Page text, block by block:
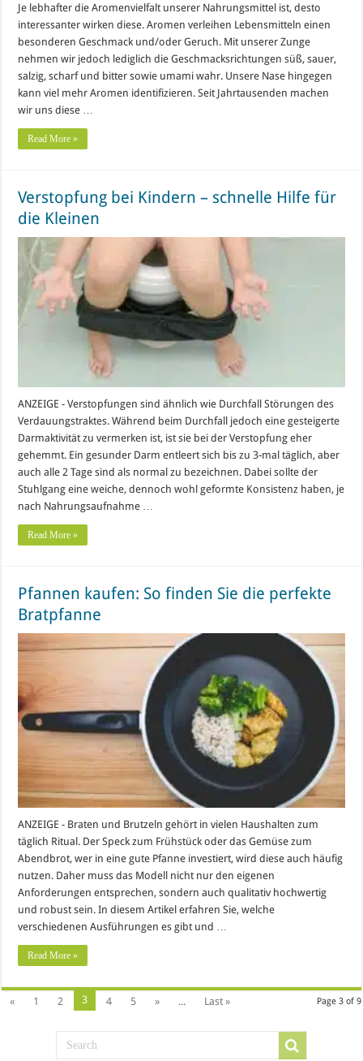
Je lebhafter die Aromenvielfalt unserer Nahrungsmittel ist, desto
interessanter wirken diese. Aromen verleihen Lebensmitteln einen
besonderen Geschmack und/oder Geruch. Mit unserer Zunge
nehmen wir jedoch lediglich die Geschmacksrichtungen süß, sauer,
salzig, scharf und bitter sowie umami wahr. Unsere Nase hingegen
kann viel mehr Aromen identifizieren. Seit Jahrtausenden machen
wir uns diese …
Read More »
Verstopfung bei Kindern – schnelle Hilfe für
die Kleinen
ANZEIGE - Verstopfungen sind ähnlich wie Durchfall Störungen des
Verdauungstraktes. Während beim Durchfall jedoch eine gesteigerte
Darmaktivität zu vermerken ist, ist sie bei der Verstopfung eher
gehemmt. Ein gesunder Darm entleert sich bis zu 3-mal täglich, aber
auch alle 2 Tage sind als normal zu bezeichnen. Dabei sollte der
Stuhlgang eine weiche, dennoch wohl geformte Konsistenz haben, je
nach Nahrungsaufnahme …
Read More »
Pfannen kaufen: So finden Sie die perfekte
Bratpfanne
ANZEIGE - Braten und Brutzeln gehört in vielen Haushalten zum
täglich Ritual. Der Speck zum Frühstück oder das Gemüse zum
Abendbrot, wer in eine gute Pfanne investiert, wird diese auch häufig
nutzen. Daher muss das Modell nicht nur den eigenen
Anforderungen entsprechen, sondern auch qualitativ hochwertig
und robust sein. In diesem Artikel erfahren Sie, welche
verschiedenen Ausführungen es gibt und …
Read More »
Page 3 of 9
« 1 2 3 4 5 » ... Last »